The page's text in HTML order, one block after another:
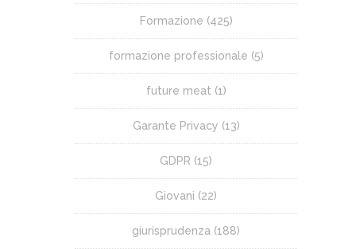
Formazione (425)
formazione professionale (5)
future meat (1)
Garante Privacy (13)
GDPR (15)
Giovani (22)
giurisprudenza (188)